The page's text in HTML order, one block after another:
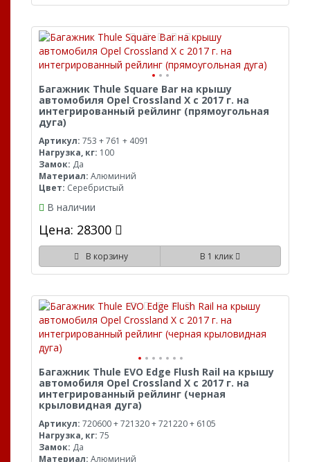
Багажник Thule Square Bar на крышу
автомобиля Opel Crossland X с 2017 г. на
интегрированный рейлинг (прямоугольная
дуга)
Артикул: 753 + 761 + 4091
Нагрузка, кг: 100
Замок: Да
Материал: Алюминий
Цвет: Серебристый
В наличии
Цена: 28300
В корзину В 1 клик
Багажник Thule EVO Edge Flush Rail на крышу
автомобиля Opel Crossland X с 2017 г. на
интегрированный рейлинг (черная
крыловидная дуга)
Артикул: 720600 + 721320 + 721220 + 6105
Нагрузка, кг: 75
Замок: Да
Материал: Алюминий